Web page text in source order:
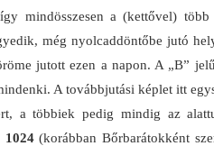
mindösszesen a (kettővel)
még nyolcaddöntőbe jutó
jutott ezen a napon. A „B”
A továbbjutási képlet itt
a többiek pedig mindig az
1024(korábban Bőrbarátokként